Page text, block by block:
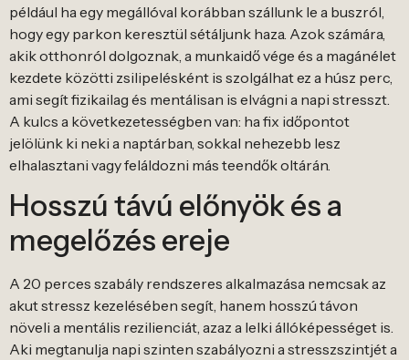
például ha egy megállóval korábban szállunk le a buszról,
hogy egy parkon keresztül sétáljunk haza. Azok számára,
akik otthonról dolgoznak, a munkaidő vége és a magánélet
kezdete közötti zsilipelésként is szolgálhat ez a húsz perc,
ami segít fizikailag és mentálisan is elvágni a napi stresszt.
A kulcs a következetességben van: ha fix időpontot
jelölünk ki neki a naptárban, sokkal nehezebb lesz
elhalasztani vagy feláldozni más teendők oltárán.
Hosszú távú előnyök és a
megelőzés ereje
A 20 perces szabály rendszeres alkalmazása nemcsak az
akut stressz kezelésében segít, hanem hosszú távon
növeli a mentális rezilienciát, azaz a lelki állóképességet is.
Aki megtanulja napi szinten szabályozni a stresszszintjét a